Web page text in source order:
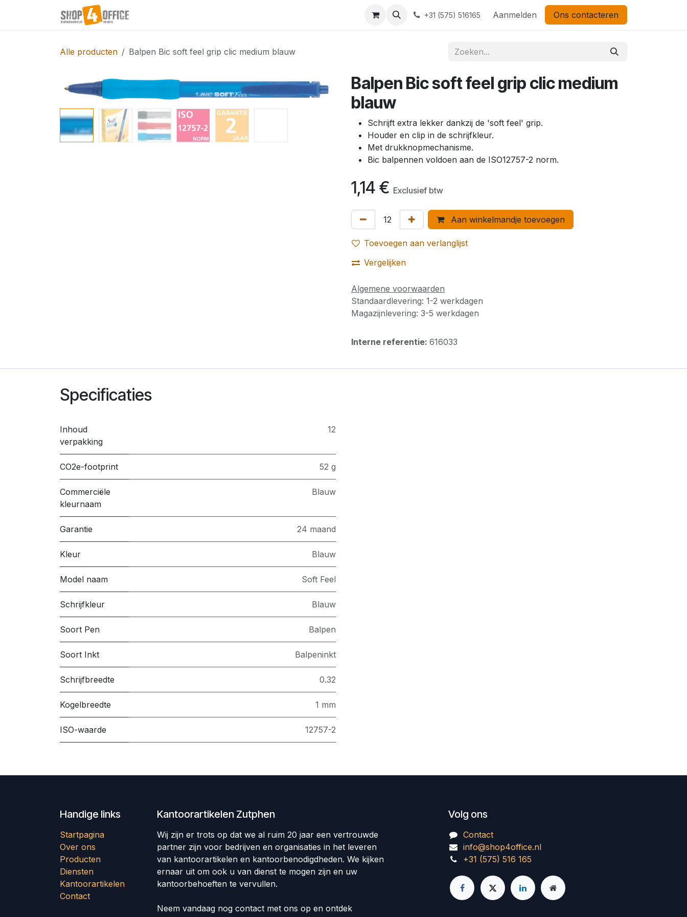
Overslaan naar inhoud
+31 (575) 516165 Aanmelden Ons contacteren
Alle producten Balpen Bic soft feel grip clic medium blauw
Balpen Bic soft feel grip clic medium
blauw
Schrijft extra lekker dankzij de 'soft feel' grip.
Houder en clip in de schrijfkleur.
Met drukknopmechanisme.
Bic balpennen voldoen aan de ISO12757-2 norm.
1,14 € Exclusief btw
Aan winkelmandje toevoegen
Toevoegen aan verlanglijst
Vergelijken
Algemene voorwaarden
Standaardlevering: 1-2 werkdagen
Magazijnlevering: 3-5 werkdagen
Interne referentie: 616033
Specificaties
Inhoud
verpakking
12
CO2e-footprint 52 g
Commerciële
kleurnaam
Blauw
Garantie 24 maand
Kleur Blauw
Model naam Soft Feel
Schrijfkleur Blauw
Soort Pen Balpen
Soort Inkt Balpeninkt
Schrijfbreedte 0.32
Kogelbreedte 1 mm
ISO-waarde 12757-2
Handige links
Startpagina
Over ons
Producten
Diensten
Kantoorartikelen
Contact
Kantoorartikelen Zutphen
Wij zijn er trots op dat we al ruim 20 jaar een vertrouwde
partner zijn voor bedrijven en organisaties in het leveren
van kantoorartikelen en kantoorbenodigdheden. We kijken
ernaar uit om ook u van dienst te mogen zijn en uw
kantoorbehoeften te vervullen.
Neem vandaag nog contact met ons op en ontdek
Volg ons
Contact
info@shop4office.nl
+31 (575) 516 165